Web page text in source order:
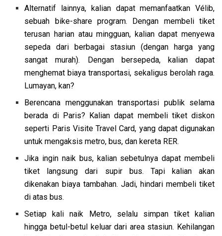
Alternatif lainnya, kalian dapat memanfaatkan Vélib,
sebuah bike-share program. Dengan membeli tiket
terusan harian atau mingguan, kalian dapat menyewa
sepeda dari berbagai stasiun (dengan harga yang
sangat murah). Dengan bersepeda, kalian dapat
menghemat biaya transportasi, sekaligus berolah raga.
Lumayan, kan?
Berencana menggunakan transportasi publik selama
berada di Paris? Kalian dapat membeli tiket diskon
seperti Paris Visite Travel Card, yang dapat digunakan
untuk mengaksis metro, bus, dan kereta RER.
Jika ingin naik bus, kalian sebetulnya dapat membeli
tiket langsung dari supir bus. Tapi kalian akan
dikenakan biaya tambahan. Jadi, hindari membeli tiket
di atas bus.
Setiap kali naik Metro, selalu simpan tiket kalian
hingga betul-betul keluar dari area stasiun. Kehilangan